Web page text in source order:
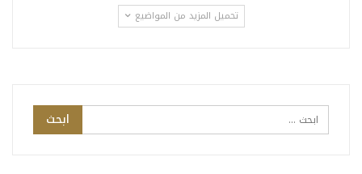
تحميل المزيد من المواضيع